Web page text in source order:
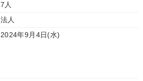
7人
法人
2024年9月4日(水)